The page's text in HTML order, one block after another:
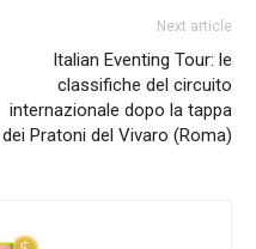
Next article
Italian Eventing Tour: le
classifiche del circuito
internazionale dopo la tappa
dei Pratoni del Vivaro (Roma)